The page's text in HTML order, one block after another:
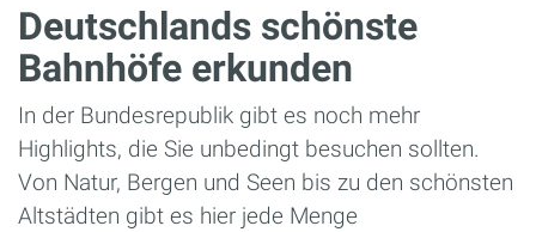
Deutschlands schönste
Bahnhöfe erkunden
In der Bundesrepublik gibt es noch mehr
Highlights, die Sie unbedingt besuchen sollten.
Von Natur, Bergen und Seen bis zu den schönsten
Altstädten gibt es hier jede Menge